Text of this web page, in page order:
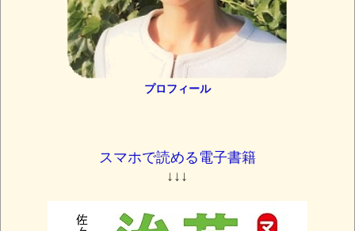
プロフィール
スマホで読める電子書籍
↓↓↓